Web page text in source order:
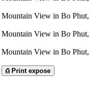
⎙Print expose